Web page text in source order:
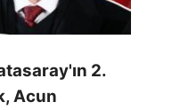
2.
Acun